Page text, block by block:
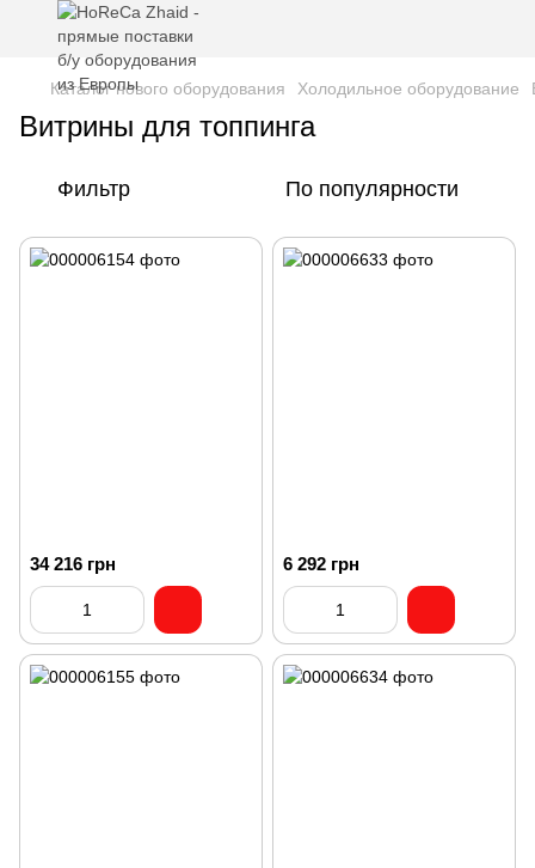
Каталог нового оборудования Холодильное оборудование
Витрины для топпинга
Фильтр По популярности
34 216 грн 6 292 грн